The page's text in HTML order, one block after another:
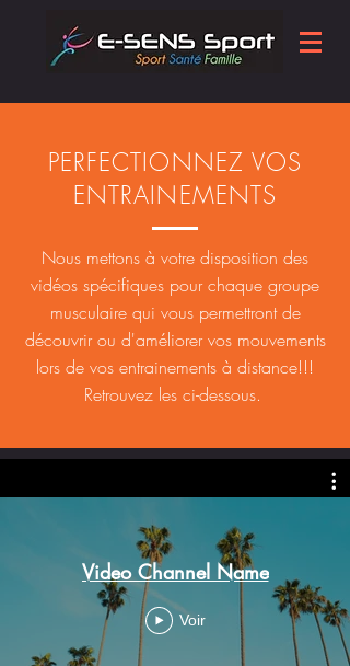
PERFECTIONNEZ VOS
ENTRAINEMENTS
Nous mettons à votre disposition des
vidéos spécifiques pour chaque groupe
musculaire qui vous permettront de
découvrir ou d'améliorer vos mouvements
lors de vos entrainements à distance!!!
Retrouvez les ci-dessous.
Video Channel Name
Voir